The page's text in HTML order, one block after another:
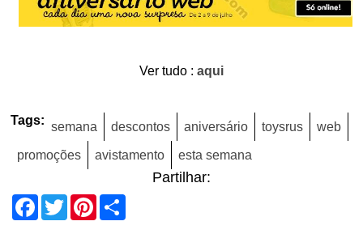
Ver tudo : aqui
Tags: semana descontos aniversário toysrus web
promoções avistamento esta semana
Partilhar:
Facebook
TwitterPinterest